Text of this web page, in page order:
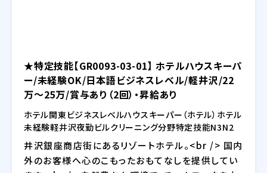
★特定技能【GR0093-03-01】 ホテルハウスキーパ
ー/未経験OK/日本語ビジネスレベル/軽井沢/22
万～25万/賞与あり（2回）・昇給あり
ホテル関東 ビジネスレベルハウスキーパー（ホテル） ホテル
未経験軽井沢夜勤ビルクリーニング分野特定技能N3N2
井沢銀座商店街にあるリゾートホテル。<br /> 国内
外のお客様へ心のこもったおもてなしを提供してい